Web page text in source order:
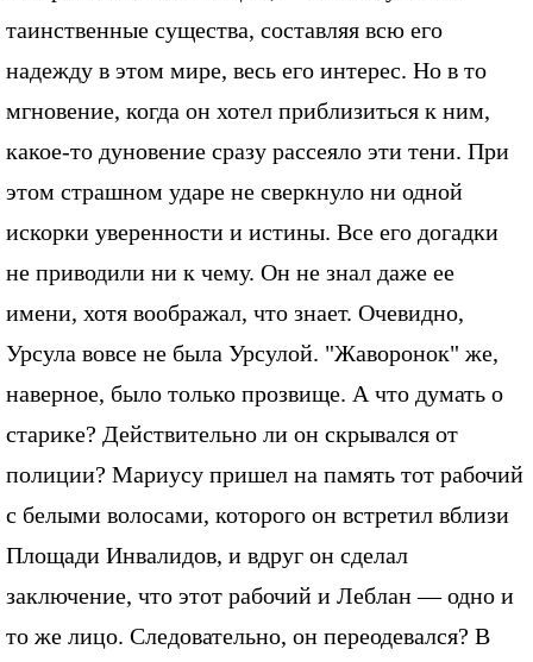
таинственные существа, составляя всю его
надежду в этом мире, весь его интерес. Но в то
мгновение, когда он хотел приблизиться к ним,
какое-то дуновение сразу рассеяло эти тени. При
этом страшном ударе не сверкнуло ни одной
искорки уверенности и истины. Все его догадки
не приводили ни к чему. Он не знал даже ее
имени, хотя воображал, что знает. Очевидно,
Урсула вовсе не была Урсулой. "Жаворонок" же,
наверное, было только прозвище. А что думать о
старике? Действительно ли он скрывался от
полиции? Мариусу пришел на память тот рабочий
с белыми волосами, которого он встретил вблизи
Площади Инвалидов, и вдруг он сделал
заключение, что этот рабочий и Леблан — одно и
то же лицо. Следовательно, он переодевался? В